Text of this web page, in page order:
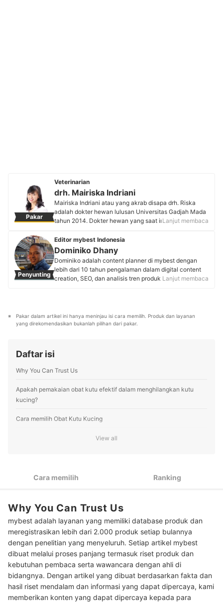
Pakar
Veterinarian
drh. Mairiska Indriani
Mairiska Indriani atau yang akrab disapa drh. Riska
adalah dokter hewan lulusan Universitas Gadjah Mada
tahun 2014. Dokter hewan yang saat ini berpraktik di
small animal dan surgery. Selain melakukan praktik,
drh. Riska aktif dalam berbagai seminar serta pelatihan
kedokteran hewan untuk terus mengembangkan
keahliannya. Dengan begitu, ia bisa terus
mengembangkan ilmu yang dimiliki dan dapat
memberikan pelayanan dan edukasi mengenai
Lanjut membaca
Penyunting
Editor mybest Indonesia
Dominiko Dhany
Dominiko adalah content planner di mybest dengan
lebih dari 10 tahun pengalaman dalam digital content
creation, SEO, dan analisis tren produk. Memulai karier
pakar berbagai industri dan menggunakan riset
berbasis data untuk menyusun rekomendasi produk
Lanjut membaca
Pakar dalam artikel ini hanya meninjau isi cara memilih. Produk dan layanan
yang direkomendasikan bukanlah pilihan dari pakar.
Daftar isi
Why You Can Trust Us
Apakah pemakaian obat kutu efektif dalam menghilangkan kutu
kucing?
Cara memilih Obat Kutu Kucing
Pilih jenis obat kutu berdasarkan cara pakainya dan kondisi
Pertimbangkan obat kutu yang dapat sekaligus membasmi
Peringkat Obat Kutu Kucing Terbaik
Baca juga rekomendasi produk perawatan kucing lainnya di sini
View all
Cara memilih Ranking
Why You Can Trust Us
mybest adalah layanan yang memiliki database produk dan
meregistrasikan lebih dari 2.000 produk setiap bulannya
dengan penelitian yang menyeluruh. Setiap artikel mybest
dibuat melalui proses panjang termasuk riset produk dan
kebutuhan pembaca serta wawancara dengan ahli di
bidangnya. Dengan artikel yang dibuat berdasarkan fakta dan
hasil riset mendalam dan informasi yang dapat dipercaya, kami
memberikan konten yang dapat dipercaya kepada para